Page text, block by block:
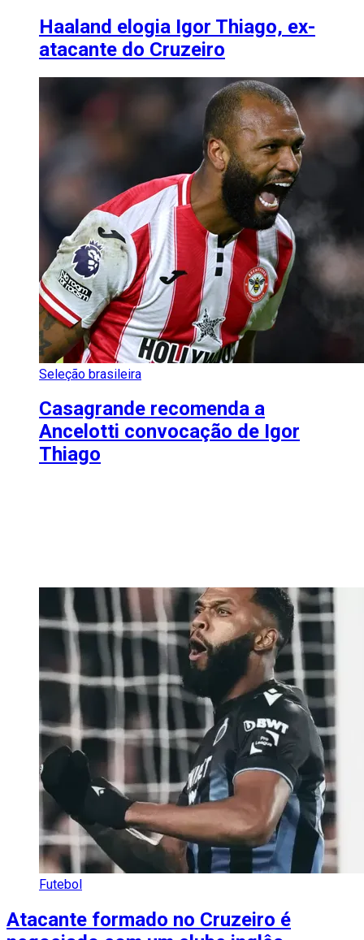
Haaland elogia Igor Thiago, ex-
atacante do Cruzeiro
Seleção brasileira
Casagrande recomenda a
Ancelotti convocação de Igor
Thiago
Futebol
Atacante formado no Cruzeiro é